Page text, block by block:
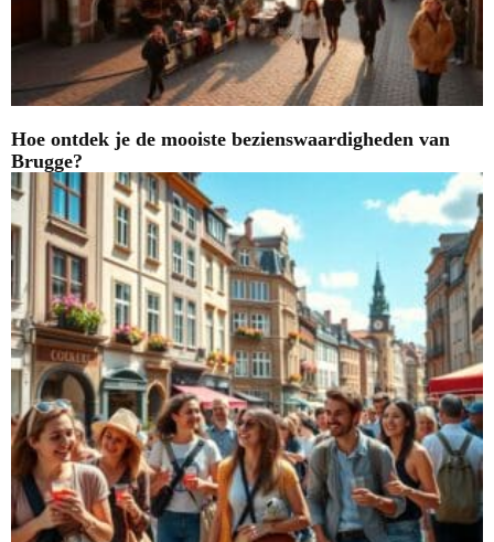
Hoe ontdek je de mooiste bezienswaardigheden van
Brugge?